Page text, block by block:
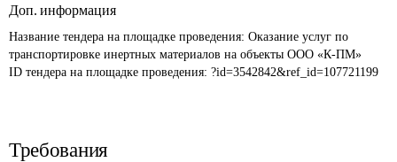
Доп. информация
Название тендера на площадке проведения: Оказание услуг по
транспортировке инертных материалов на объекты ООО «К-ПМ»
ID тендера на площадке проведения: ?id=3542842&ref_id=107721199
Требования